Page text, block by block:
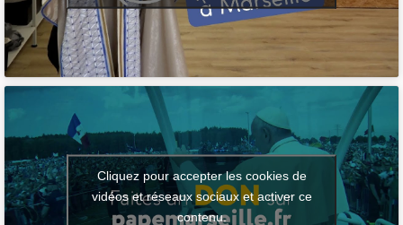
Cliquez pour accepter les cookies de
vidéos et réseaux sociaux et activer ce
contenu.